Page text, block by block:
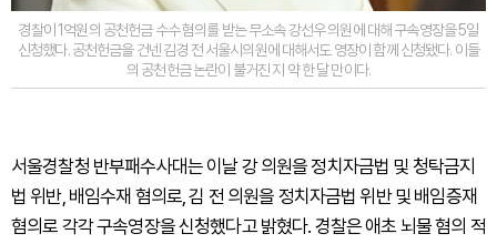
경찰이 1억원의 공천헌금 수수 혐의를 받는 무소속 강선우 의원에 대해 구속영장을 5일
신청했다. 공천헌금을 건넨 김경 전 서울시의원에 대해서도 영장이 함께 신청됐다. 이들
의 공천헌금 논란이 불거진 지 약 한 달 만이다.
서울경찰청 반부패수사대는 이날 강 의원을 정치자금법 및 청탁금지
법 위반, 배임수재 혐의로, 김 전 의원을 정치자금법 위반 및 배임증재
혐의로 각각 구속영장을 신청했다고 밝혔다. 경찰은 애초 뇌물 혐의 적